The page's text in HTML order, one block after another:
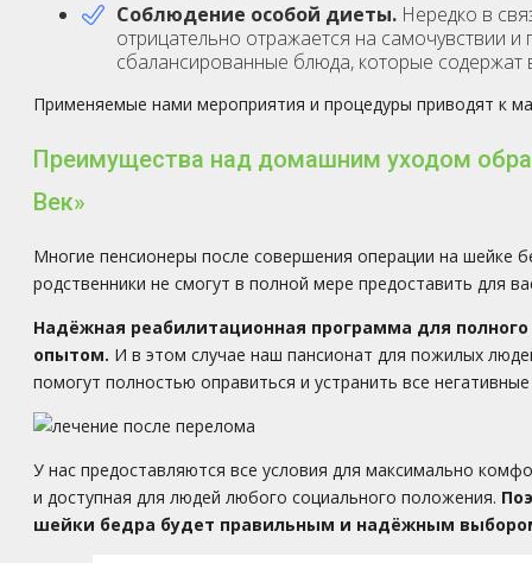
Соблюдение особой диеты. Нередко в
отрицательно отражается на самочувствии
сбалансированные блюда, которые содержат
Применяемые нами мероприятия и процедуры приводят к
Преимущества над домашним уходом
Век»
Многие пенсионеры после совершения операции на шейке
родственники не смогут в полной мере предоставить для
Надёжная реабилитационная программа для
опытом. И в этом случае наш пансионат для пожилых
помогут полностью оправиться и устранить все
У нас предоставляются все условия для максимально
и доступная для людей любого социального положения.
шейки бедра будет правильным и надёжным